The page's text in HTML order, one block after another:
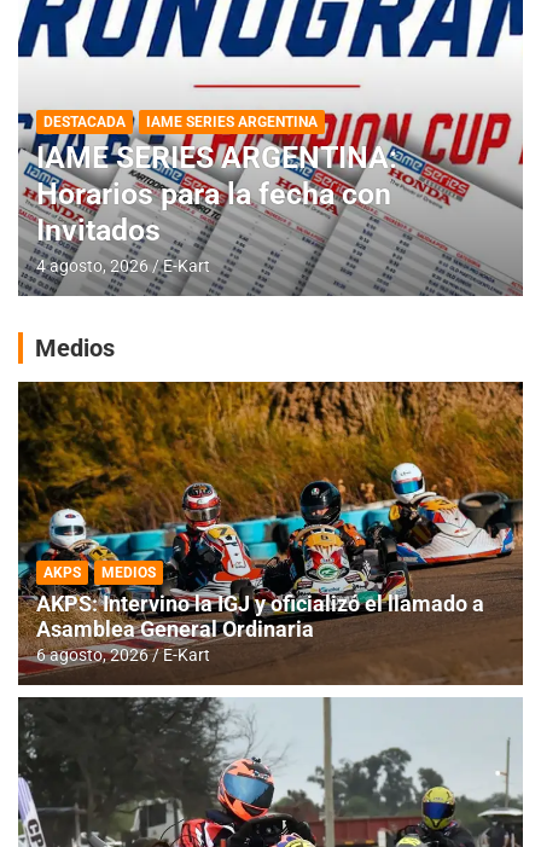
DESTACADA IAME SERIES ARGENTINA
IAME SERIES ARGENTINA:
Horarios para la fecha con
Invitados
4 agosto, 2026 E-Kart
Medios
AKPS MEDIOS
AKPS: Intervino la IGJ y oficializó el llamado a
Asamblea General Ordinaria
6 agosto, 2026 E-Kart